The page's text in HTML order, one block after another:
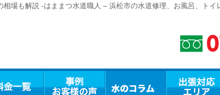
場も解説 -はままつ水道職人 – 浜松市の水道修理、お風呂、ト